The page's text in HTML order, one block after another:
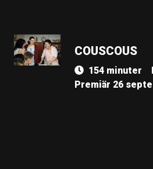
COUSCOUS
154 minuter
Premiär 26